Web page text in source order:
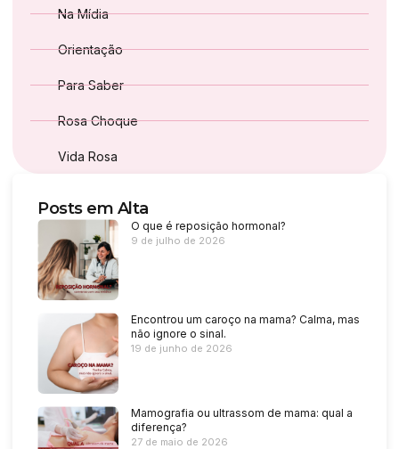
Na Mídia
Orientação
Para Saber
Rosa Choque
Vida Rosa
Posts em Alta
O que é reposição hormonal?
9 de julho de 2026
Encontrou um caroço na mama? Calma, mas
não ignore o sinal.
19 de junho de 2026
Mamografia ou ultrassom de mama: qual a
diferença?
27 de maio de 2026